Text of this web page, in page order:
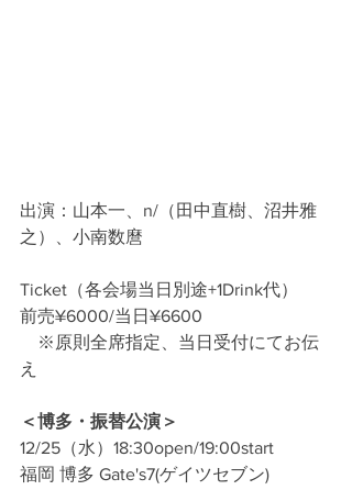
出演：山本一、n/（田中直樹、沼井雅
之）、小南数麿
Ticket（各会場当日別途+1Drink代）
前売¥6000/当日¥6600
※原則全席指定、当日受付にてお伝
え
＜博多・振替公演＞
12/25（水）18:30open/19:00start
福岡 博多 Gate's7(ゲイツセブン)